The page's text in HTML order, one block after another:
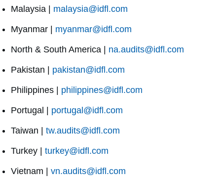
Malaysia | malaysia@idfl.com
Myanmar | myanmar@idfl.com
North & South America | na.audits@idfl.com
Pakistan | pakistan@idfl.com
Philippines | philippines@idfl.com
Portugal | portugal@idfl.com
Taiwan | tw.audits@idfl.com
Turkey | turkey@idfl.com
Vietnam | vn.audits@idfl.com